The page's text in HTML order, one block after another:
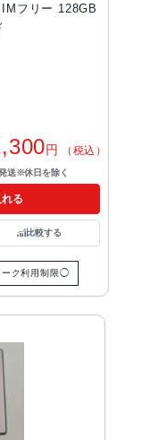
フリー 128GB
円 （税込）
送※休日を除く
る
比較する
ーク利用制限◯